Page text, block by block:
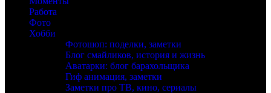
Работа
Фото
Хобби
Фотошоп: поделки, заметки
Блог смайликов, история и жизнь
Аватарки: блог барахольщика
Гиф анимация, заметки
Заметки про ТВ, кино, сериалы